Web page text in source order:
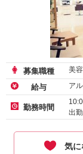
募集職種 美
給与 ア
勤務時間
出
気に